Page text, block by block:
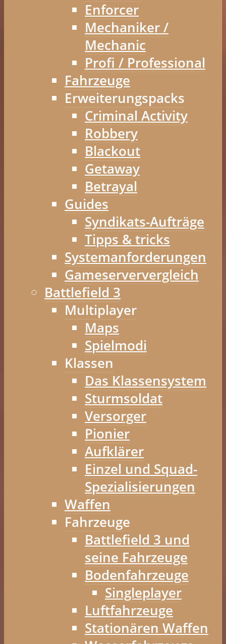
Enforcer
Mechaniker /
Mechanic
Profi / Professional
Fahrzeuge
Erweiterungspacks
Criminal Activity
Robbery
Blackout
Getaway
Betrayal
Guides
Syndikats-Aufträge
Tipps & tricks
Systemanforderungen
Gameserververgleich
Battlefield 3
Multiplayer
Maps
Spielmodi
Klassen
Das Klassensystem
Sturmsoldat
Versorger
Pionier
Aufklärer
Einzel und Squad-
Spezialisierungen
Waffen
Fahrzeuge
Battlefield 3 und
seine Fahrzeuge
Bodenfahrzeuge
Singleplayer
Luftfahrzeuge
Stationären Waffen